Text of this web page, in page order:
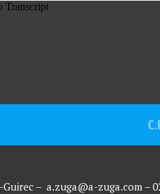
– a.zuga@a-zuga.com –